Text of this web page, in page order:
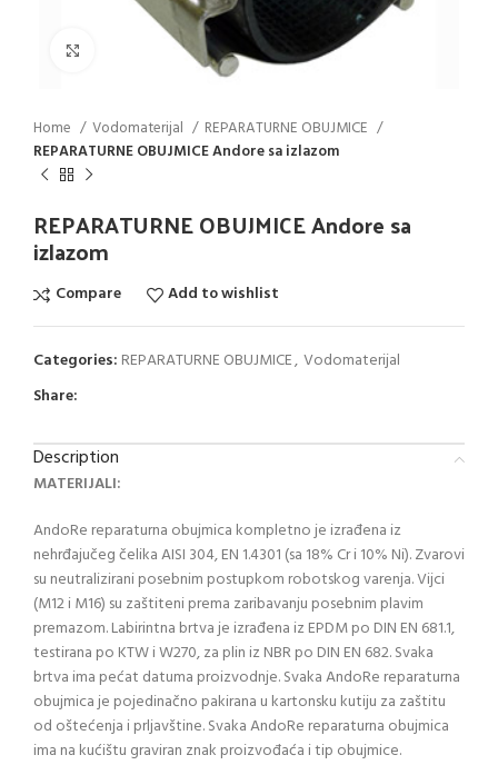
Click to enlarge
Home Vodomaterijal
REPARATURNE OBUJMICE
REPARATURNE OBUJMICE Andore sa izlazom
REPARATURNE OBUJMICE Andore sa
izlazom
Compare Add to wishlist
Categories: REPARATURNE OBUJMICE, Vodomaterijal
Share:
Description
MATERIJALI:
AndoRe reparaturna obujmica kompletno je izrađena iz
nehrđajučeg čelika AISI 304, EN 1.4301 (sa 18% Cr i 10% Ni). Zvarovi
su neutralizirani posebnim postupkom robotskog varenja. Vijci
(M12 i M16) su zaštiteni prema zaribavanju posebnim plavim
premazom. Labirintna brtva je izrađena iz EPDM po DIN EN 681.1,
testirana po KTW i W270, za plin iz NBR po DIN EN 682. Svaka
brtva ima pećat datuma proizvodnje. Svaka AndoRe reparaturna
obujmica je pojedinačno pakirana u kartonsku kutiju za zaštitu
od oštećenja i prljavštine. Svaka AndoRe reparaturna obujmica
ima na kućištu graviran znak proizvođaća i tip obujmice.